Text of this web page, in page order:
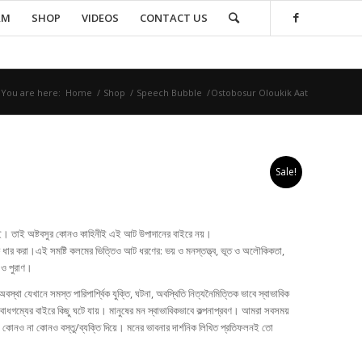
SHOP VIDEOS CONTACT US
You are here: Home / Shop / Speech Bubble /Ostobosur Oloukik Aat
Sale!
তাই অষ্টবসুর কোনও কাহিনীই এই আট উপাদানের বাইরে নয়।
করা।এই সমষ্টি কলমের ভিত্তিও আট ধরণের: ভয় ও মনস্তত্ত্ব, ভূত ও অলৌকিকতা,
পুরাণ।
যেখানে সমস্ত পারিপার্শ্বিক যুক্তি, ঘটনা, অবস্থিতি নিত্যনৈমিত্তিক ভাবে স্বাভাবিক
বাইরে কিছু ঘটে যায়। মানুষের মন স্বাভাবিকভাবে কল্পনাপ্রবণ। আমরা সবসময়
কোনও না কোনও বস্তু/ব্যক্তি দিয়ে। মনের ভাবনার দার্শনিক লিখিত প্রতিফলনই তো